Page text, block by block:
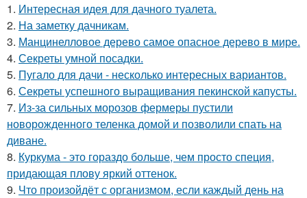
1. Интересная идея для дачного туалета.
2. На заметку дачникам.
3. Манцинелловое дерево самое опасное дерево в мире.
4. Секреты умной посадки.
5. Пугало для дачи - несколько интересных вариантов.
6. Секреты успешного выращивания пекинской капусты.
7. Из-за сильных морозов фермеры пустили
новорожденного теленка домой и позволили спать на
диване.
8. Куркума - это гораздо больше, чем просто специя,
придающая плову яркий оттенок.
9. Что произойдёт с организмом, если каждый день на